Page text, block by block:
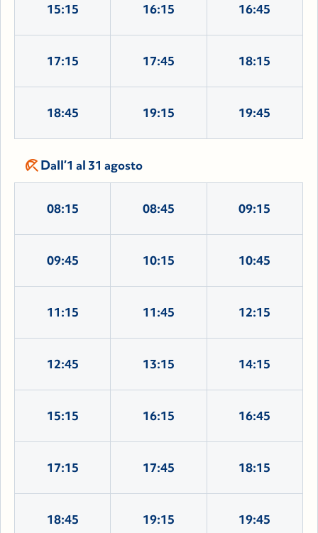
15:15 16:15 16:45
17:15 17:45 18:15
18:45 19:15 19:45
beach_accessDall’1 al 31 agosto
08:15 08:45 09:15
09:45 10:15 10:45
11:15 11:45 12:15
12:45 13:15 14:15
15:15 16:15 16:45
17:15 17:45 18:15
18:45 19:15 19:45